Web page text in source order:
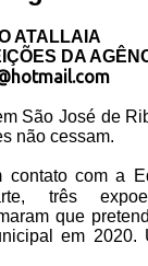
ATALLAIA
DA
São José de
não cessam.
contato com a
três
que
em 2020.